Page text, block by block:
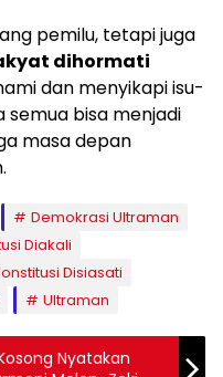
pemilu, tetapi juga
dihormati
dan menyikapi isu-
semua bisa menjadi
masa depan
Demokrasi Ultraman
Diakali
Disiasati
Ultraman
Nyatakan